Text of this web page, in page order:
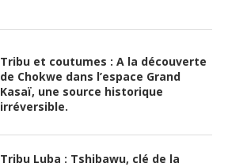
Tribu et coutumes : A la découverte
de Chokwe dans l’espace Grand
Kasaï, une source historique
irréversible.
Tribu Luba : Tshibawu, clé de la